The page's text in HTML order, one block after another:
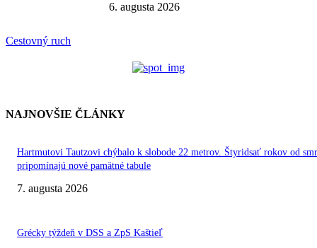
Cestovný ruch
6. augusta 2026
NAJNOVŠIE ČLÁNKY
Hartmutovi Tautzovi chýbalo k slobode 22 metrov. Štyridsať rokov od
pripomínajú nové pamätné tabule
7. augusta 2026
Grécky týždeň v DSS a ZpS Kaštieľ